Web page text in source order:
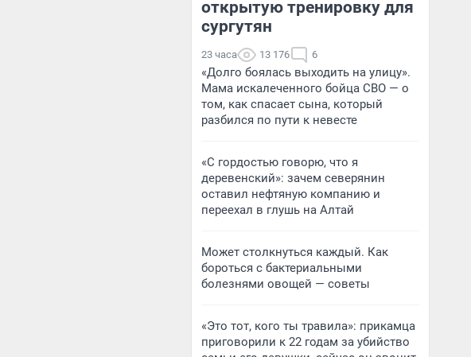
открытую тренировку для
сургутян
23 часа 13 176 6
«Долго боялась выходить на улицу».
Мама искалеченного бойца СВО — о
том, как спасает сына, который
разбился по пути к невесте
«С гордостью говорю, что я
деревенский»: зачем северянин
оставил нефтяную компанию и
переехал в глушь на Алтай
Может столкнуться каждый. Как
бороться с бактериальными
болезнями овощей — советы
«Это тот, кого ты травила»: прикамца
приговорили к 22 годам за убийство